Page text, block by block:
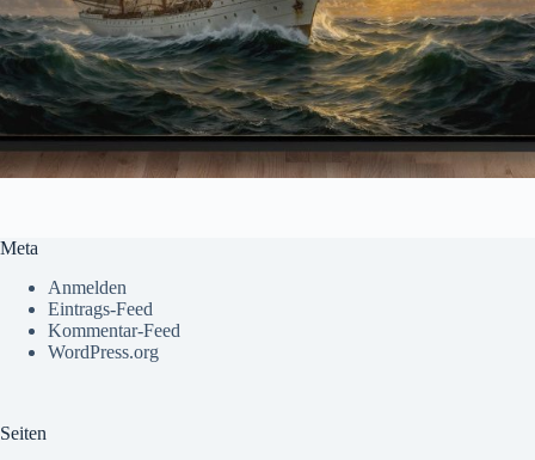
Meta
Anmelden
Eintrags-Feed
Kommentar-Feed
WordPress.org
Seiten